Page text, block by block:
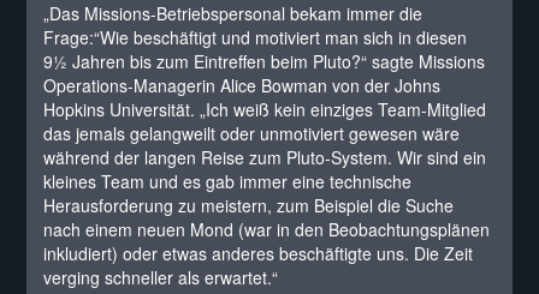
„Das Missions-Betriebspersonal bekam immer die
Frage:“Wie beschäftigt und motiviert man sich in diesen
9½ Jahren bis zum Eintreffen beim Pluto?“ sagte Missions
Operations-Managerin Alice Bowman von der Johns
Hopkins Universität. „Ich weiß kein einziges Team-Mitglied
das jemals gelangweilt oder unmotiviert gewesen wäre
während der langen Reise zum Pluto-System. Wir sind ein
kleines Team und es gab immer eine technische
Herausforderung zu meistern, zum Beispiel die Suche
nach einem neuen Mond (war in den Beobachtungsplänen
inkludiert) oder etwas anderes beschäftigte uns. Die Zeit
verging schneller als erwartet.“